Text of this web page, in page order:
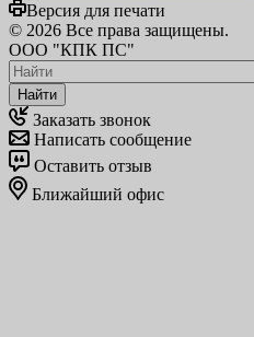
Версия для печати
© 2026 Все права защищены.
ООО "КПК ПС"
Найти
Заказать звонок
Написать сообщение
Оставить отзыв
Ближайший офис